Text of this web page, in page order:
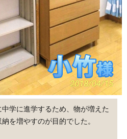
学に進学するため、物が増えた
を増やすのが目的でした。